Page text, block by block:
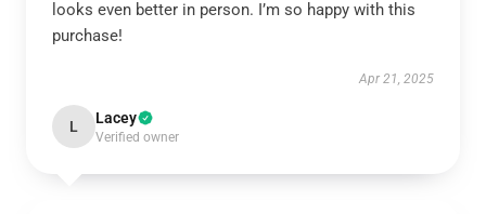
looks even better in person. I’m so happy with this
purchase!
Apr 21, 2025
L Lacey
Verified owner